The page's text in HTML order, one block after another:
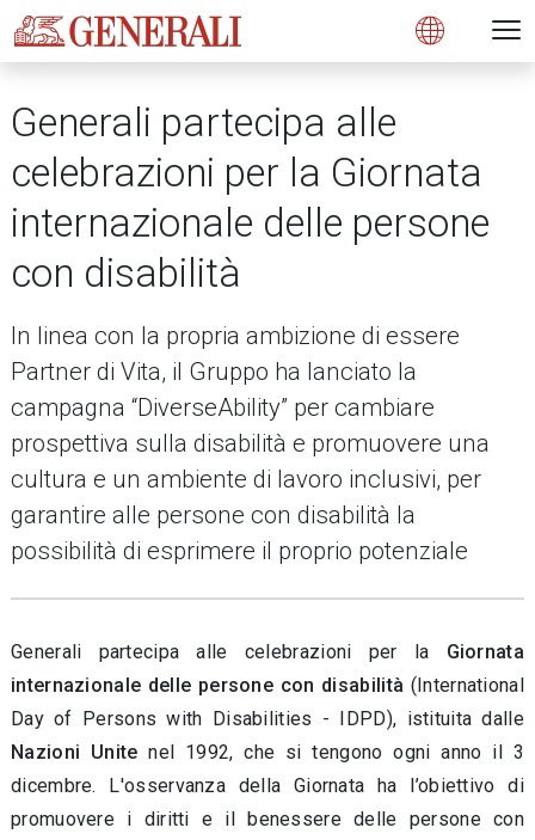
Open
Generali partecipa alle
celebrazioni per la Giornata
internazionale delle persone
con disabilità
In linea con la propria ambizione di essere
Partner di Vita, il Gruppo ha lanciato la
campagna “DiverseAbility” per cambiare
prospettiva sulla disabilità e promuovere una
cultura e un ambiente di lavoro inclusivi, per
garantire alle persone con disabilità la
possibilità di esprimere il proprio potenziale
Generali partecipa alle celebrazioni per la Giornata
internazionale delle persone con disabilità (International
Day of Persons with Disabilities - IDPD), istituita dalle
Nazioni Unite nel 1992, che si tengono ogni anno il 3
dicembre.
L'osservanza della Giornata ha l’obiettivo di
promuovere i diritti e il benessere delle persone con